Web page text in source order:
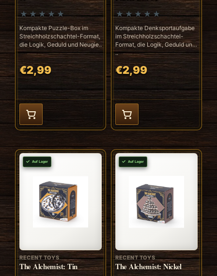
Kompakte Puzzle-Box im
Streichholzschachtel-Format,
die Logik, Geduld und Neugie..
€2,99
Kompakte Denksportaufgabe
im Streichholzschachtel-
Format, die Logik, Geduld und
..
€2,99
Auf Lager
RECENT TOYS
The Alchemist: Tin
Auf Lager
RECENT TOYS
The Alchemist: Nickel